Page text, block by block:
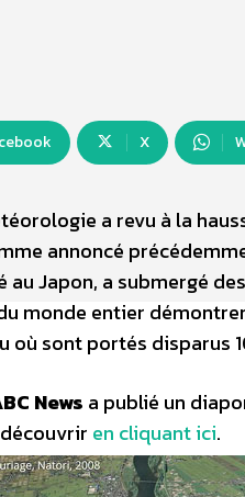
X
a revu à la
annoncé
Japon, a submergé
monde entier
où sont portés
News a publié un
en cliquant ici.